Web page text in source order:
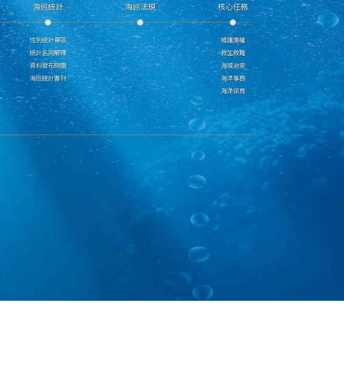
海巡統計
性別統計專區
統計名詞解釋
資料發布時間
海巡統計書刊
海巡法規 核心任務
維護漁權
救生救難
海域治安
海洋事務
海洋保育